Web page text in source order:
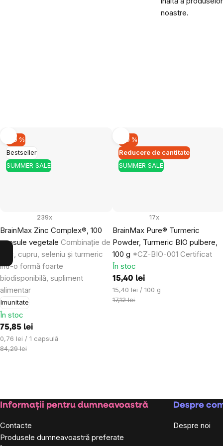
noastre.
Bestseller
SUMMER SALE
–10 %
BrainMax Zinc Complex®, 100
capsule vegetale Combinație de
zinc, cupru, seleniu și turmeric
într-o formă foarte
biodisponibilă, supliment
alimentar
Imunitate
239x
În stoc
75,85 lei
Evaluare
preţ:
0,76 lei / 1 capsulă
84,29 lei
Reducere de cantitate
SUMMER SALE
–10 %
BrainMax Pure® Turmeric
Powder, Turmeric BIO pulbere,
100 g *CZ-BIO-001 Certificat
17x
În stoc
15,40 lei
Evaluare
preţ:
15,40 lei / 100 g
17,12 lei
Subsol
Informații pentru dumneavoastră
Contacte
Produsele dumneavoastră preferate
Despre
Despre noi